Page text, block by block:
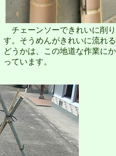
チェーンソーできれいに削
す。そうめんがきれいに流れ
どうかは、この地道な作業に
っています。